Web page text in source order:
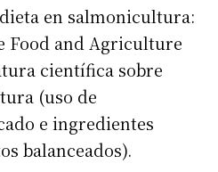
en salmonicultura:
Food and Agriculture
científica sobre
(uso de
e ingredientes
balanceados).